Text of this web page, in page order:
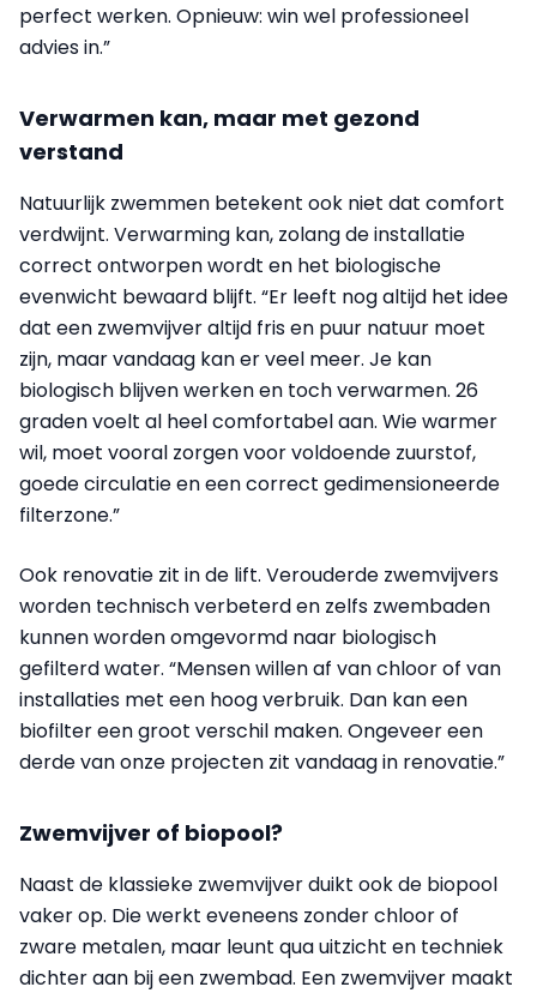
perfect werken. Opnieuw: win wel professioneel
advies in.”
Verwarmen kan, maar met gezond
verstand
Natuurlijk zwemmen betekent ook niet dat comfort
verdwijnt. Verwarming kan, zolang de installatie
correct ontworpen wordt en het biologische
evenwicht bewaard blijft. “Er leeft nog altijd het idee
dat een zwemvijver altijd fris en puur natuur moet
zijn, maar vandaag kan er veel meer. Je kan
biologisch blijven werken en toch verwarmen. 26
graden voelt al heel comfortabel aan. Wie warmer
wil, moet vooral zorgen voor voldoende zuurstof,
goede circulatie en een correct gedimensioneerde
filterzone.”
Ook renovatie zit in de lift. Verouderde zwemvijvers
worden technisch verbeterd en zelfs zwembaden
kunnen worden omgevormd naar biologisch
gefilterd water. “Mensen willen af van chloor of van
installaties met een hoog verbruik. Dan kan een
biofilter een groot verschil maken. Ongeveer een
derde van onze projecten zit vandaag in renovatie.”
Zwemvijver of biopool?
Naast de klassieke zwemvijver duikt ook de biopool
vaker op. Die werkt eveneens zonder chloor of
zware metalen, maar leunt qua uitzicht en techniek
dichter aan bij een zwembad. Een zwemvijver maakt